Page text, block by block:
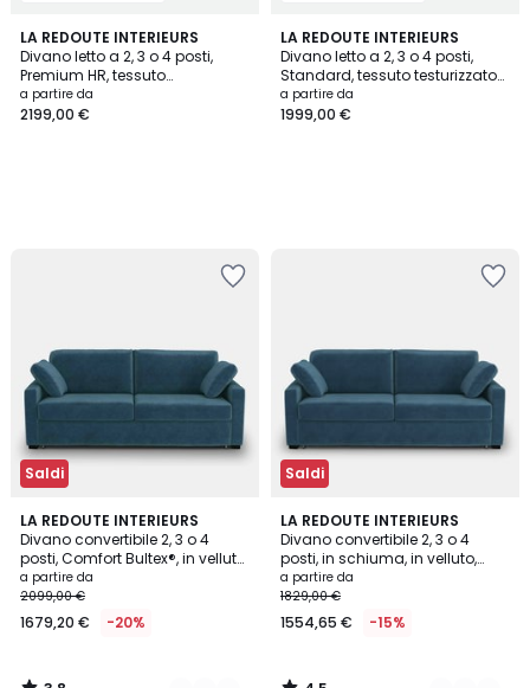
LA REDOUTE INTERIEURS
Divano letto a 2, 3 o 4 posti,
Premium HR, tessuto
testurizzato screziato, CECILIA
a partire da
2199,00 €
LA REDOUTE INTERIEURS
Divano letto a 2, 3 o 4 posti,
Standard, tessuto testurizzato
screziato, CECILIA
a partire da
1999,00 €
Saldi
LA REDOUTE INTERIEURS
Divano convertibile 2, 3 o 4
posti, Comfort Bultex®, in velluto,
TIMOR
a partire da
2099,00 €
1679,20 € -20%
3,8
/ 5
7
Colori
Saldi
LA REDOUTE INTERIEURS
Divano convertibile 2, 3 o 4
posti, in schiuma, in velluto,
TIMOR
a partire da
1829,00 €
1554,65 € -15%
4,5
/ 5
7
Colori